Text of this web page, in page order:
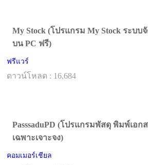
My Stock (โปรแกรม My Stock ระบ
บน PC ฟรี)
ฟรีแวร์
ดาวน์โหลด : 16,684
PasssaduPD (โปรแกรมพัสดุ พิมพ์เอก
เฉพาะเจาะจง)
คอมเมอร์เชียล